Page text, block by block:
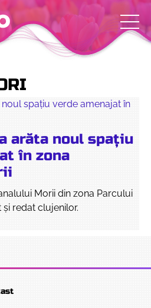
arăta noul spațiu
în zona
Morii din zona Parcului
redat clujenilor.